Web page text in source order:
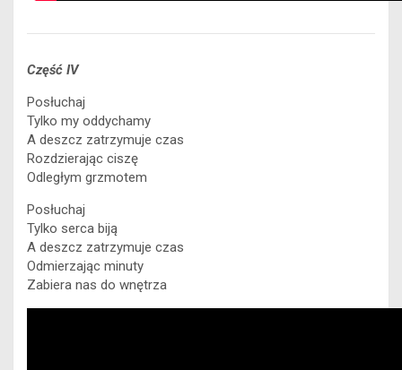
Część IV
Posłuchaj
Tylko my oddychamy
A deszcz zatrzymuje czas
Rozdzierając ciszę
Odległym grzmotem
Posłuchaj
Tylko serca biją
A deszcz zatrzymuje czas
Odmierzając minuty
Zabiera nas do wnętrza